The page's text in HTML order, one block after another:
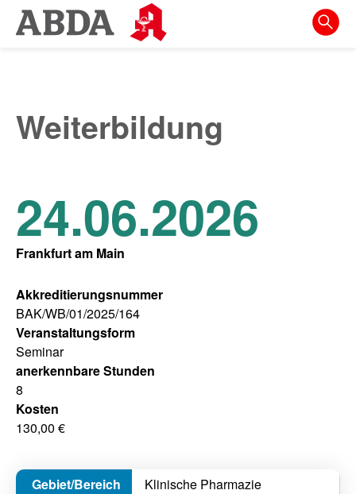
Springe
direkt
zur
zum
Inhalt
zur
Weiterbildung
24.06.2026
Frankfurt am Main
Akkreditierungsnummer
BAK/WB/01/2025/164
Veranstaltungsform
Seminar
anerkennbare Stunden
8
Kosten
130,00 €
Klinische Pharmazie